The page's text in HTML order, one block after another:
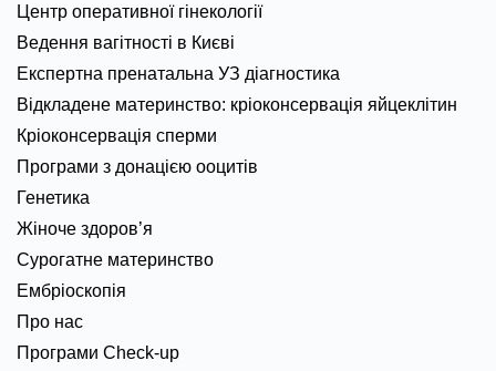
Центр оперативної гінекології
Ведення вагітності в Києві
Експертна пренатальна УЗ діагностика
Відкладене материнство: кріоконсервація яйцеклітин
Кріоконсервація сперми
Програми з донацією ооцитів
Генетика
Жіноче здоров’я
Сурогатне материнство
Ембріоскопія
Про нас
Програми Check-up